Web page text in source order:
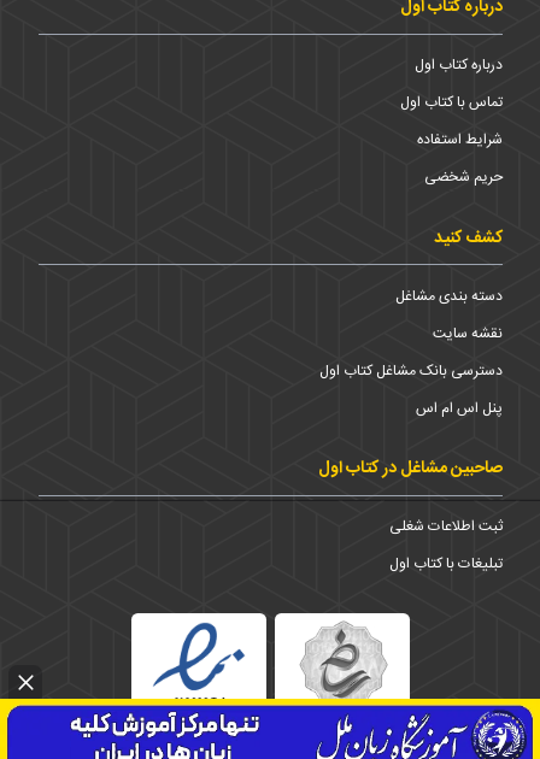
درباره کتاب اول
درباره کتاب اول
تماس با کتاب اول
شرایط استفاده
حریم شخضی
کشف کنید
دسته بندی مشاغل
نقشه سایت
دسترسی بانک مشاغل کتاب اول
پنل اس ام اس
صاحبین مشاغل در کتاب اول
ثبت اطلاعات شغلی
تبلیغات با کتاب اول